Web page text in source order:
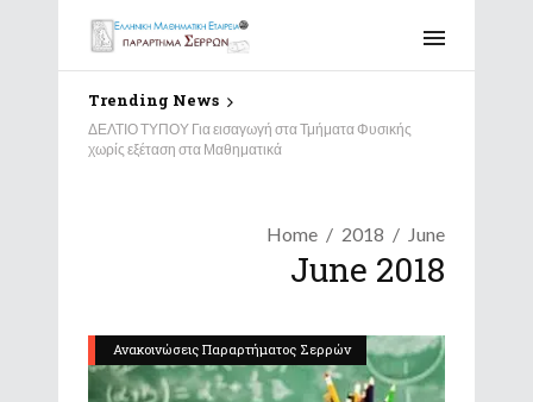
Trending News
ΔΕΛΤΙΟ ΤΥΠΟΥ Για εισαγωγή στα Τμήματα Φυσικής
χωρίς εξέταση στα Μαθηματικά
Home 2018 June
June 2018
Ανακοινώσεις Παραρτήματος Σερρών